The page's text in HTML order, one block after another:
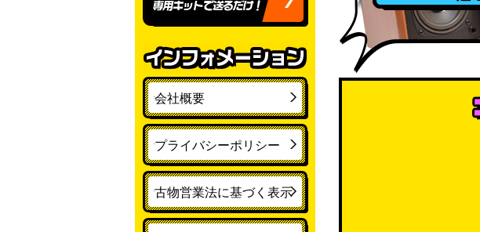
会社概要
プライバシーポリシー
古物営業法に基づく表示